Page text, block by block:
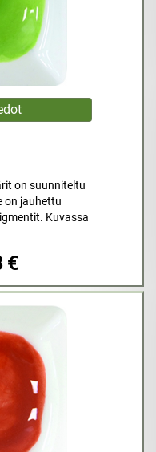
on suunniteltu
on jauhettu
Kuvassa
€